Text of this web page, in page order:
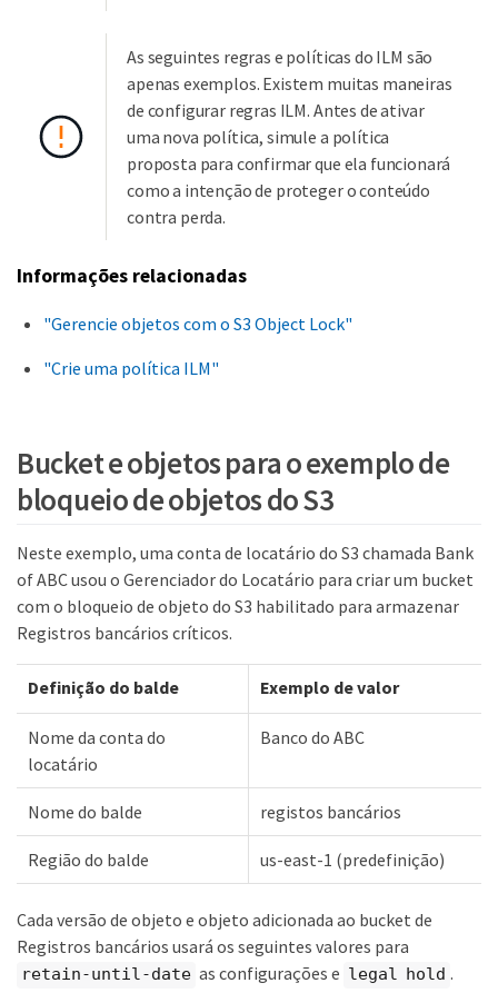
As seguintes regras e políticas do ILM são
apenas exemplos. Existem muitas maneiras
de configurar regras ILM. Antes de ativar
uma nova política, simule a política
proposta para confirmar que ela funcionará
como a intenção de proteger o conteúdo
contra perda.
Informações relacionadas
"Gerencie objetos com o S3 Object Lock"
"Crie uma política ILM"
Bucket e objetos para o exemplo de
bloqueio de objetos do S3
Neste exemplo, uma conta de locatário do S3 chamada Bank
of ABC usou o Gerenciador do Locatário para criar um bucket
com o bloqueio de objeto do S3 habilitado para armazenar
Registros bancários críticos.
Definição do balde Exemplo de valor
Nome da conta do
locatário
Banco do ABC
Nome do balde registos bancários
Região do balde us-east-1 (predefinição)
Cada versão de objeto e objeto adicionada ao bucket de
Registros bancários usará os seguintes valores para
retain-until-date as configurações e legal hold .